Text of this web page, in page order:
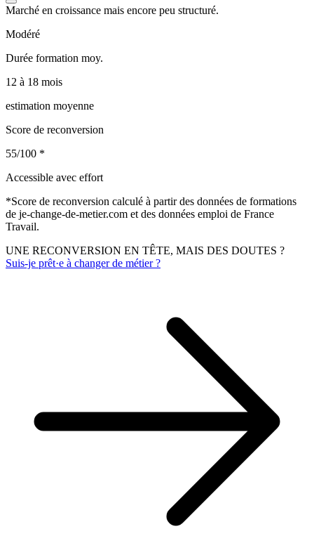
Marché en croissance mais encore peu structuré.
Modéré
Durée formation moy.
12 à 18 mois
estimation moyenne
Score de reconversion
55/100 *
Accessible avec effort
*Score de reconversion calculé à partir des données de formations
de je-change-de-metier.com et des données emploi de France
Travail.
UNE RECONVERSION EN TÊTE, MAIS DES DOUTES ?
Suis-je prêt·e à changer de métier ?